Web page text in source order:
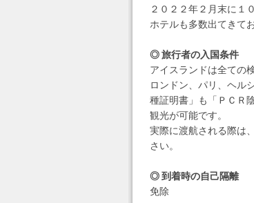
２０２２年２月末に１
ホテルも多数出てきて
◎ 旅行者の入国条件
アイスランドは全ての
ロンドン、パリ、ヘル
種証明書」も「ＰＣＲ
観光が可能です。
実際に渡航される際は
さい。
◎ 到着時の自己隔離
免除